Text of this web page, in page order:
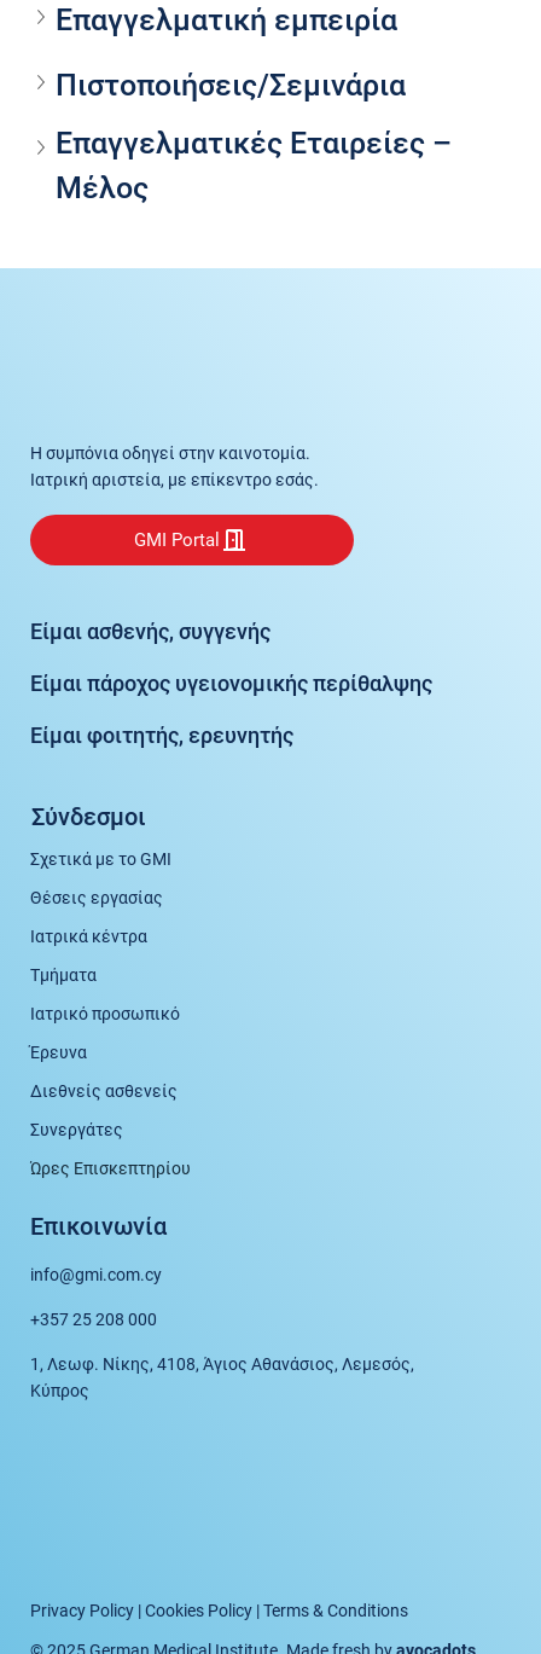
Επαγγελματική εμπειρία
Πιστοποιήσεις/Σεμινάρια
Επαγγελματικές Εταιρείες –
Μέλος
Η συμπόνια οδηγεί στην καινοτομία.
Ιατρική αριστεία, με επίκεντρο εσάς.
GMI Portal
Είμαι ασθενής, συγγενής
Είμαι πάροχος υγειονομικής περίθαλψης
Είμαι φοιτητής, ερευνητής
Σύνδεσμοι
Σχετικά με το GMI
Θέσεις εργασίας
Ιατρικά κέντρα
Τμήματα
Ιατρικό προσωπικό
Έρευνα
Διεθνείς ασθενείς
Συνεργάτες
Ώρες Επισκεπτηρίου
Επικοινωνία
info@gmi.com.cy
+357 25 208 000
1, Λεωφ. Νίκης, 4108, Άγιος Αθανάσιος, Λεμεσός,
Κύπρος
Privacy Policy|Cookies Policy|Terms & Conditions
© 2025 German Medical Institute. Made fresh byavocadots.